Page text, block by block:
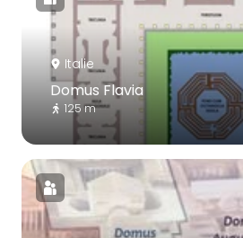
Italie
Domus Flavia
125 m